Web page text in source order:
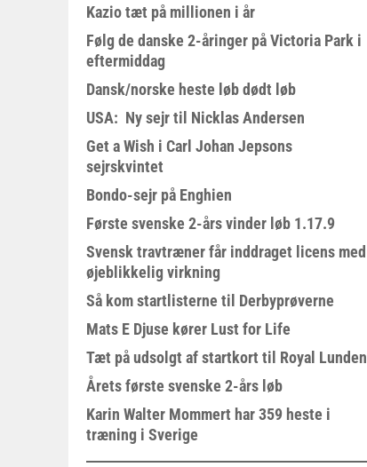
Kazio tæt på millionen i år
Følg de danske 2-åringer på Victoria Park i
eftermiddag
Dansk/norske heste løb dødt løb
USA: Ny sejr til Nicklas Andersen
Get a Wish i Carl Johan Jepsons
sejrskvintet
Bondo-sejr på Enghien
Første svenske 2-års vinder løb 1.17.9
Svensk travtræner får inddraget licens med
øjeblikkelig virkning
Så kom startlisterne til Derbyprøverne
Mats E Djuse kører Lust for Life
Tæt på udsolgt af startkort til Royal Lunden
Årets første svenske 2-års løb
Karin Walter Mommert har 359 heste i
træning i Sverige